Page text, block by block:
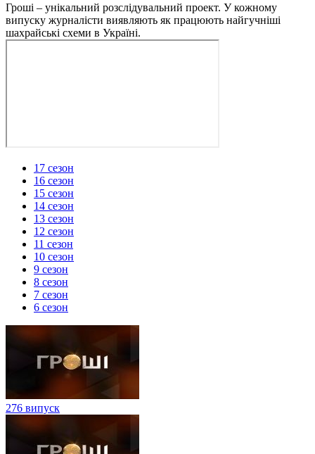
Гроші – унікальний розслідувальний проект. У кожному
випуску журналісти виявляють як працюють найгучніші
шахрайські схеми в Україні.
17 сезон
16 сезон
15 сезон
14 сезон
13 сезон
12 сезон
11 сезон
10 сезон
9 сезон
8 сезон
7 сезон
6 сезон
276 випуск